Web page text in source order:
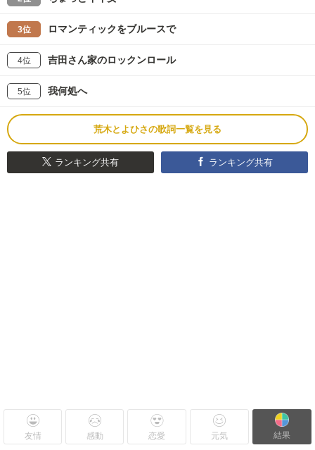
3位 ロマンティックをブルースで
4位 吉田さん家のロックンロール
5位 我何処へ
荒木とよひさの歌詞一覧を見る
ランキング共有 ランキング共有
友情 感動 恋愛 元気 結果